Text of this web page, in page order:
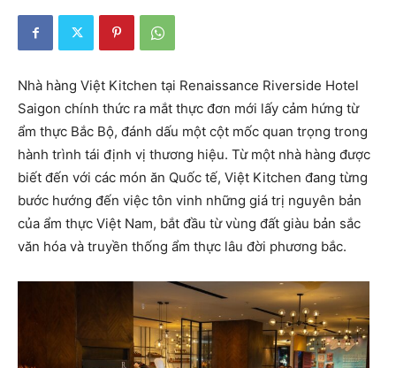
Nhà hàng Việt Kitchen tại Renaissance Riverside Hotel
Saigon chính thức ra mắt thực đơn mới lấy cảm hứng từ
ẩm thực Bắc Bộ, đánh dấu một cột mốc quan trọng trong
hành trình tái định vị thương hiệu. Từ một nhà hàng được
biết đến với các món ăn Quốc tế, Việt Kitchen đang từng
bước hướng đến việc tôn vinh những giá trị nguyên bản
của ẩm thực Việt Nam, bắt đầu từ vùng đất giàu bản sắc
văn hóa và truyền thống ẩm thực lâu đời phương bắc.